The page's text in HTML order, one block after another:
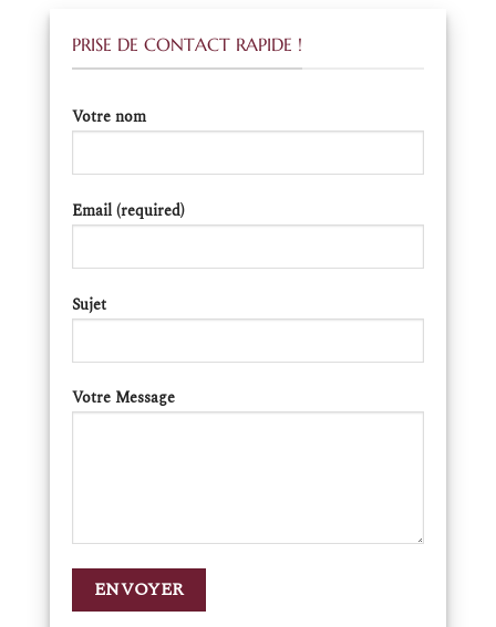
PRISE DE CONTACT RAPIDE !
Votre nom
Email (required)
Sujet
Votre Message